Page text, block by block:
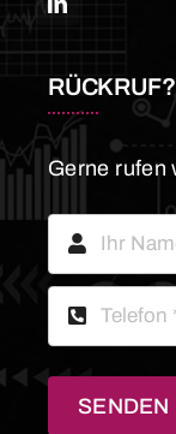
RÜCKRUF?
Gerne rufen
SENDEN